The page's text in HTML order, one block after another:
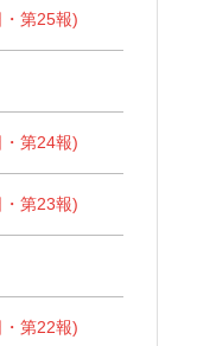
第25報)
第24報)
第23報)
第22報)